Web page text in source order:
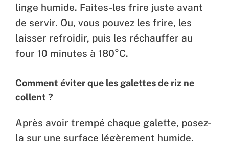
linge humide. Faites-les frire juste avant
de servir. Ou, vous pouvez les frire, les
laisser refroidir, puis les réchauffer au
four 10 minutes à 180°C.
Comment éviter que les galettes de riz ne
collent ?
Après avoir trempé chaque galette, posez-
la sur une surface légèrement humide.